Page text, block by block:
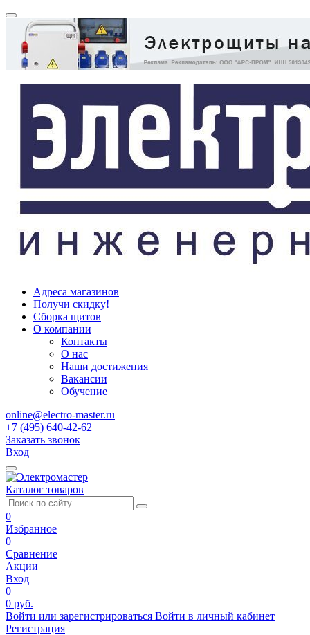
Адреса магазинов
Получи скидку!
Сборка щитов
О компании
Контакты
О нас
Наши достижения
Вакансии
Обучение
online@electro-master.ru
+7 (495) 640-42-62
Заказать звонок
Вход
Каталог товаров
0
Избранное
0
Сравнение
Акции
Вход
0
0 руб.
Войти или зарегистрироваться Войти в личный кабинет
Регистрация